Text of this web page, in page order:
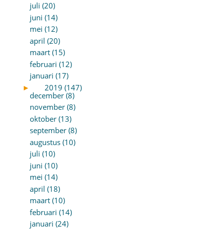
juli (20)
juni (14)
mei (12)
april (20)
maart (15)
februari (12)
januari (17)
►
2019 (147)
december (8)
november (8)
oktober (13)
september (8)
augustus (10)
juli (10)
juni (10)
mei (14)
april (18)
maart (10)
februari (14)
januari (24)